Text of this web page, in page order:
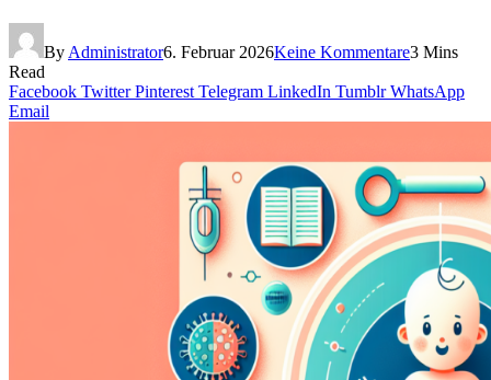
By Administrator6. Februar 2026Keine Kommentare3 Mins
Read
Facebook Twitter Pinterest Telegram LinkedIn Tumblr WhatsApp
Email